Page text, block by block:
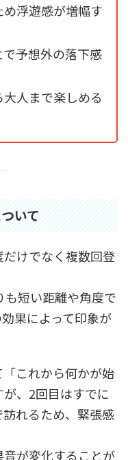
浮遊感が増幅す
予想外の落下感
人まで楽しめる
いて
けでなく複数回登
短い距離や角度で
果によって印象が
これから何かが始
、2回目はすでに
れるため、緊張感
が変化することが